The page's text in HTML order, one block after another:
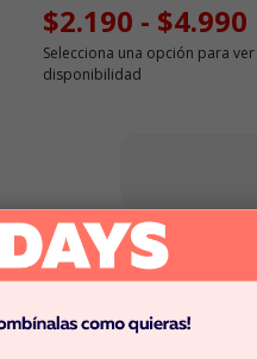
$2.190 - $4.990
Selecciona una opción para ver
disponibilidad